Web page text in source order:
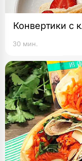
Конвертики с
30 мин.